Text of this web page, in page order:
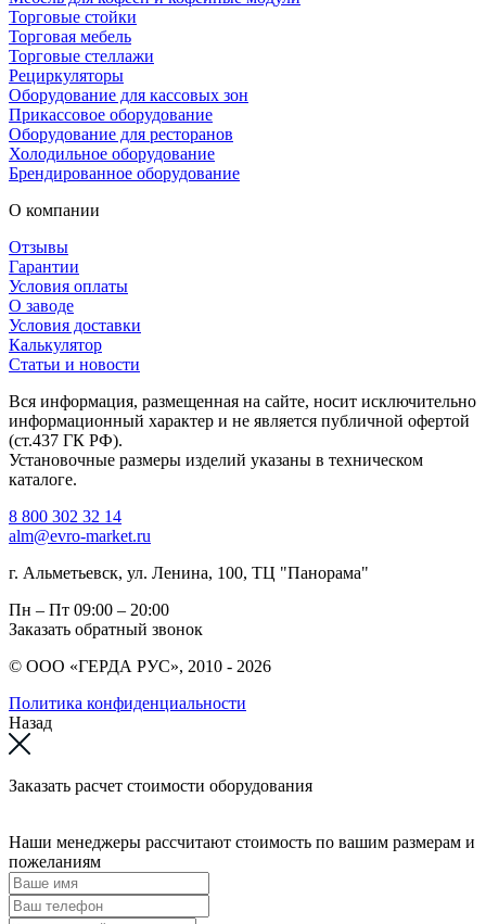
Торговые стойки
Торговая мебель
Торговые стеллажи
Рециркуляторы
Оборудование для кассовых зон
Прикассовое оборудование
Оборудование для ресторанов
Холодильное оборудование
Брендированное оборудование
О компании
Отзывы
Гарантии
Условия оплаты
О заводе
Условия доставки
Калькулятор
Статьи и новости
Вся информация, размещенная на сайте, носит исключительно
информационный характер и не является публичной офертой
(ст.437 ГК РФ).
Установочные размеры изделий указаны в техническом
каталоге.
8 800 302 32 14
alm@evro-market.ru
г. Альметьевск, ул. Ленина, 100, ТЦ "Панорама"
Пн – Пт 09:00 – 20:00
Заказать обратный звонок
© ООО «ГЕРДА РУС», 2010 - 2026
Политика конфиденциальности
Назад
Заказать расчет стоимости оборудования
Наши менеджеры рассчитают стоимость по вашим размерам и
пожеланиям